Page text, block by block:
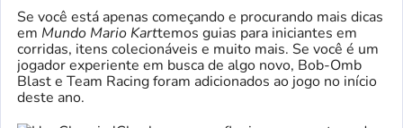
Se você está apenas começando e procurando mais dicas
em Mundo Mario Karttemos guias para iniciantes em
corridas, itens colecionáveis ​​e muito mais. Se você é um
jogador experiente em busca de algo novo, Bob-Omb
Blast e Team Racing foram adicionados ao jogo no início
deste ano.